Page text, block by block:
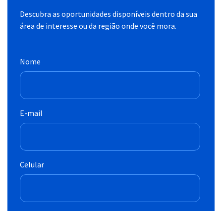
Descubra as oportunidades disponíveis dentro da sua
área de interesse ou da região onde você mora.
Nome
E-mail
Celular